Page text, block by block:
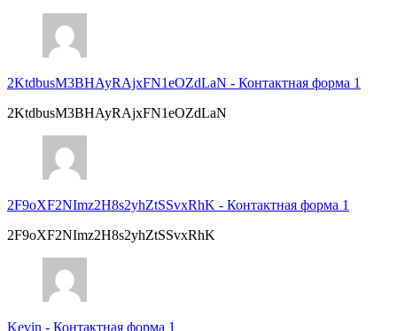
2KtdbusM3BHAyRAjxFN1eOZdLaN - Контактная форма 1
2KtdbusM3BHAyRAjxFN1eOZdLaN
2F9oXF2NImz2H8s2yhZtSSvxRhK - Контактная форма 1
2F9oXF2NImz2H8s2yhZtSSvxRhK
Kevin - Контактная форма 1